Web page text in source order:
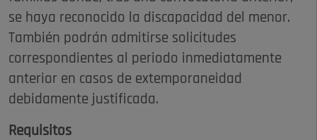
se haya reconocido la discapacidad del menor.
También podrán admitirse solicitudes
correspondientes al periodo inmediatamente
anterior en casos de extemporaneidad
debidamente justificada.
Requisitos